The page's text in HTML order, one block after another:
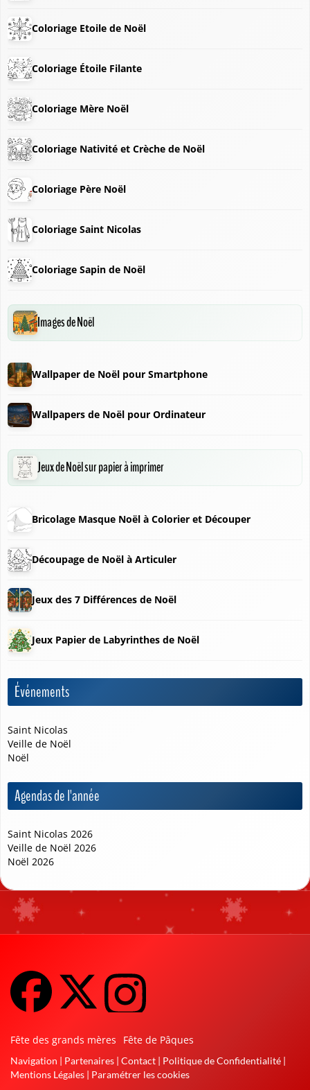
Coloriage Etoile de Noël
Coloriage Étoile Filante
Coloriage Mère Noël
Coloriage Nativité et Crèche de Noël
Coloriage Père Noël
Coloriage Saint Nicolas
Coloriage Sapin de Noël
Images de Noël
Wallpaper de Noël pour Smartphone
Wallpapers de Noël pour Ordinateur
Jeux de Noël sur papier à imprimer
Bricolage Masque Noël à Colorier et Découper
Découpage de Noël à Articuler
Jeux des 7 Différences de Noël
Jeux Papier de Labyrinthes de Noël
Événements
Saint Nicolas
Veille de Noël
Noël
Agendas de l'année
Saint Nicolas 2026
Veille de Noël 2026
Noël 2026
Fête des grands mères Fête de Pâques
Navigation | Partenaires | Contact | Politique de Confidentialité |
Mentions Légales | Paramétrer les cookies